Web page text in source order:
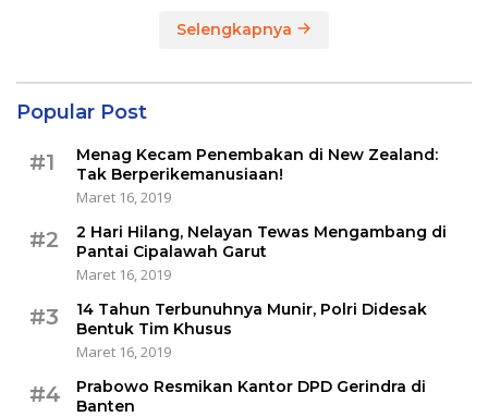
Selengkapnya
Popular Post
#1
Menag Kecam Penembakan di New Zealand:
Tak Berperikemanusiaan!
Maret 16, 2019
#2
2 Hari Hilang, Nelayan Tewas Mengambang di
Pantai Cipalawah Garut
Maret 16, 2019
#3
14 Tahun Terbunuhnya Munir, Polri Didesak
Bentuk Tim Khusus
Maret 16, 2019
#4
Prabowo Resmikan Kantor DPD Gerindra di
Banten